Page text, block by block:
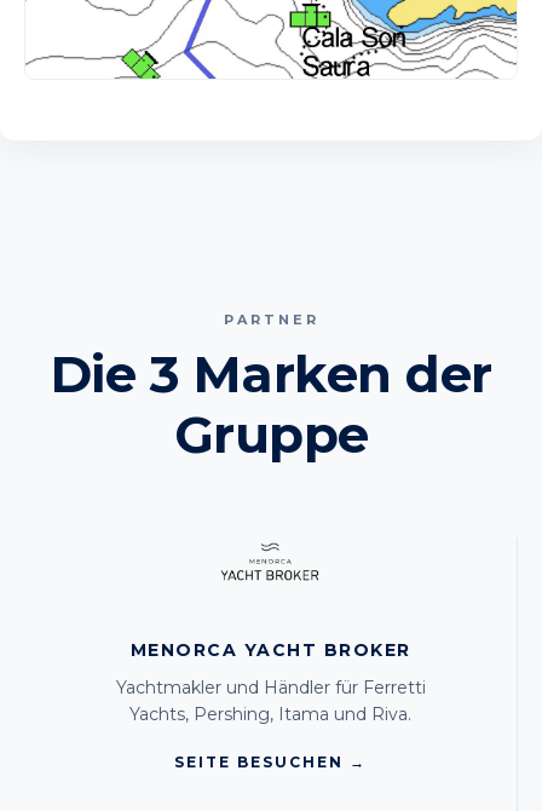
PARTNER
Die 3 Marken der
Gruppe
MENORCA YACHT BROKER
Yachtmakler und Händler für Ferretti
Yachts, Pershing, Itama und Riva.
SEITE BESUCHEN →